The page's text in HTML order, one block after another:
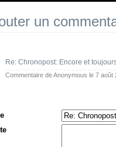
un
Re: Chronopost: Encore et
Commentaire deAnonymous le 7 août